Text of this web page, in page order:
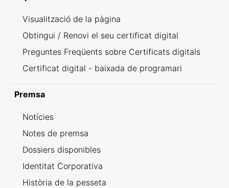
Visualització de la pàgina
Obtingui / Renovi el seu certificat digital
Preguntes Freqüents sobre Certificats digitals
Certificat digital - baixada de programari
Premsa
Notícies
Notes de premsa
Dossiers disponibles
Identitat Corporativa
Història de la pesseta